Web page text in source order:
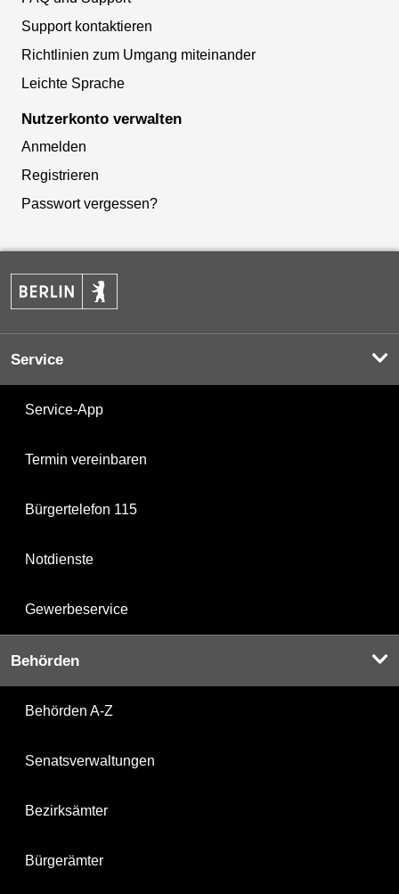
Support kontaktieren
Richtlinien zum Umgang miteinander
Leichte Sprache
Nutzerkonto verwalten
Anmelden
Registrieren
Passwort vergessen?
Service
Service-App
Termin vereinbaren
Bürgertelefon 115
Notdienste
Gewerbeservice
Behörden
Behörden A-Z
Senatsverwaltungen
Bezirksämter
Bürgerämter